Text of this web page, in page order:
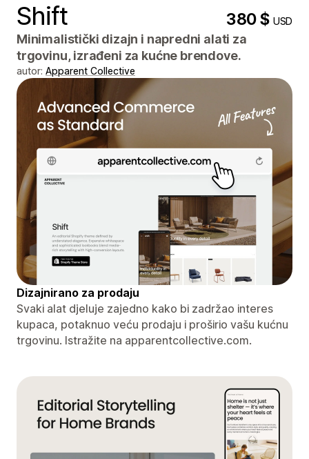
Shift 380 $USD
Minimalistički dizajn i napredni alati za
trgovinu, izrađeni za kućne brendove.
autor: Apparent Collective
Dizajnirano za prodaju
Svaki alat djeluje zajedno kako bi zadržao interes
kupaca, potaknuo veću prodaju i proširio vašu kućnu
trgovinu. Istražite na apparentcollective.com.